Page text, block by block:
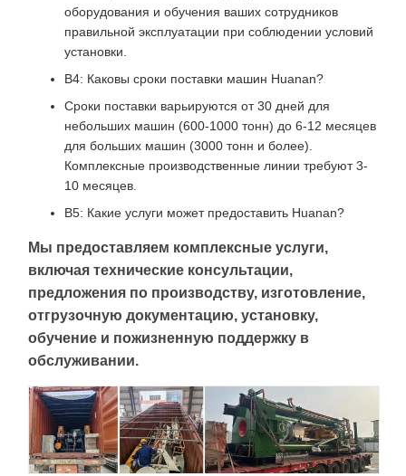
оборудования и обучения ваших сотрудников
правильной эксплуатации при соблюдении условий
установки.
В4: Каковы сроки поставки машин Huanan?
Сроки поставки варьируются от 30 дней для
небольших машин (600-1000 тонн) до 6-12 месяцев
для больших машин (3000 тонн и более).
Комплексные производственные линии требуют 3-
10 месяцев.
В5: Какие услуги может предоставить Huanan?
Мы предоставляем комплексные услуги,
включая технические консультации,
предложения по производству, изготовление,
отгрузочную документацию, установку,
обучение и пожизненную поддержку в
обслуживании.